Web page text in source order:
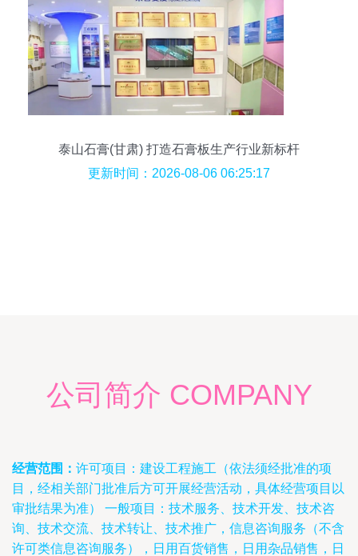
泰山石膏(甘肃) 打造石膏板生产行业新标杆
更新时间：2026-08-06 06:25:17
公司简介 COMPANY
经营范围： 许可项目：建设工程施工（依法须经批准的项
目，经相关部门批准后方可开展经营活动，具体经营项目以
审批结果为准） 一般项目：技术服务、技术开发、技术咨
询、技术交流、技术转让、技术推广，信息咨询服务（不含
许可类信息咨询服务），日用百货销售，日用杂品销售，日